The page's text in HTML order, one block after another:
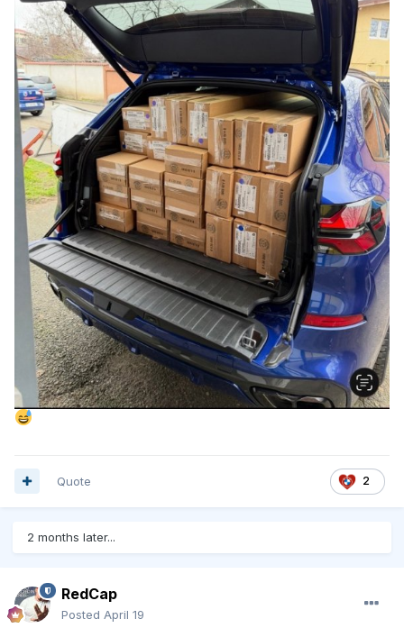
2
Quote
2 months later...
RedCap
Posted April 19